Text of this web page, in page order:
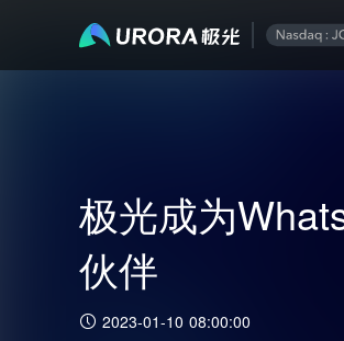
极光成为
伙伴
2023-01-10 08:00:00